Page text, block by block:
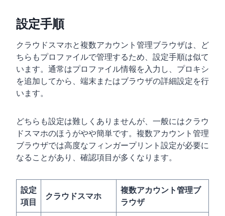
設定手順
クラウドスマホと複数アカウント管理ブラウザは、ど
ちらもプロファイルで管理するため、設定手順は似て
います。通常はプロファイル情報を入力し、プロキシ
を追加してから、端末またはブラウザの詳細設定を行
います。
どちらも設定は難しくありませんが、一般にはクラウ
ドスマホのほうがやや簡単です。複数アカウント管理
ブラウザでは高度なフィンガープリント設定が必要に
なることがあり、確認項目が多くなります。
設定
項目
クラウドスマホ
複数アカウント管理ブ
ラウザ